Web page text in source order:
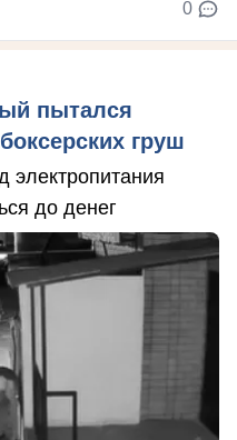
0
пытался
груш
электропитания
до денег